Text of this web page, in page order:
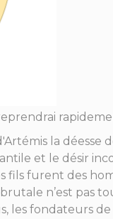
la déesse
et le désir
furent des
n’est pas
les fondateurs